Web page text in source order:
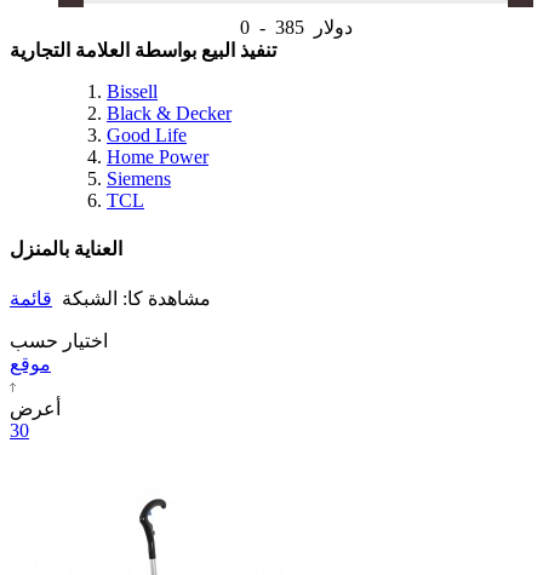
0- 385
دولار
تنفيذ البيع بواسطة العلامة التجارية
Bissell
Black & Decker
Good Life
Home Power
Siemens
TCL
العناية بالمنزل
مشاهدة كا: الشبكة قائمة
اختيار حسب
موقع
أعرض
30